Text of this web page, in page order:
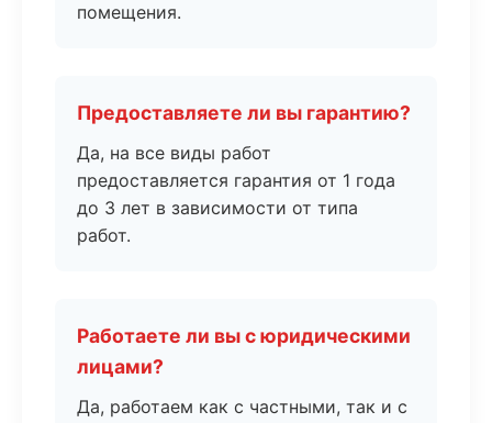
помещения.
Предоставляете ли вы гарантию?
Да, на все виды работ
предоставляется гарантия от 1 года
до 3 лет в зависимости от типа
работ.
Работаете ли вы с юридическими
лицами?
Да, работаем как с частными, так и с